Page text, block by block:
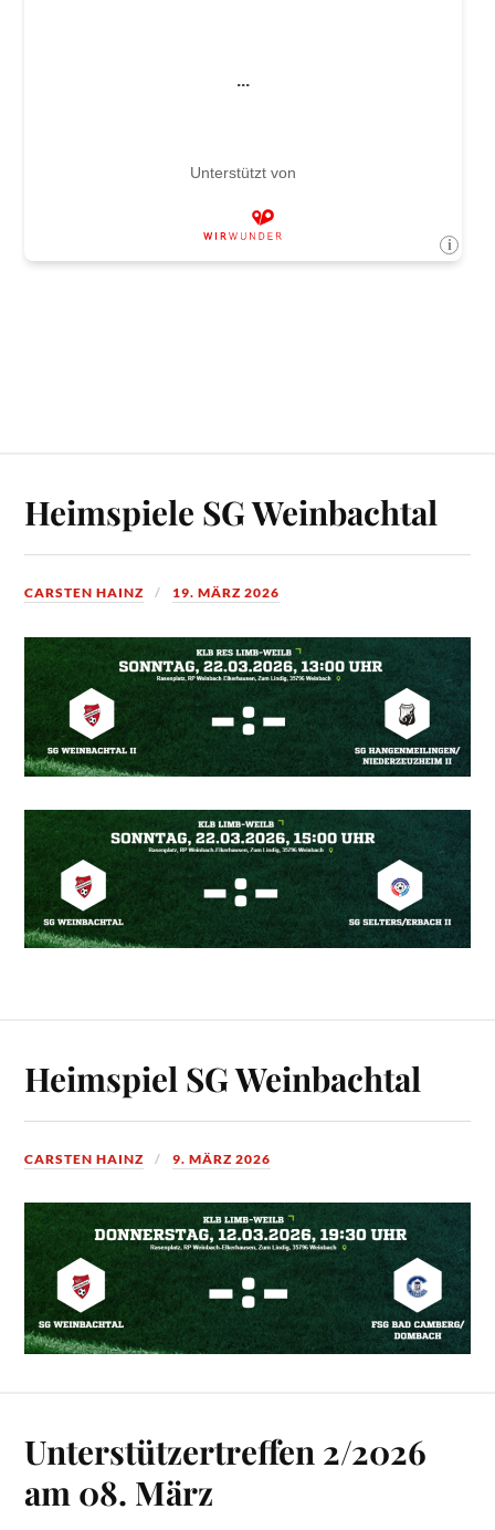
Heimspiele SG Weinbachtal
CARSTEN HAINZ 19. MÄRZ 2026
Heimspiel SG Weinbachtal
CARSTEN HAINZ 9. MÄRZ 2026
Unterstützertreffen 2/2026
am 08. März